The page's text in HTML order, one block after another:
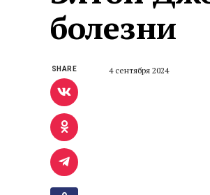
болезни
4 сентября 2024
SHARE